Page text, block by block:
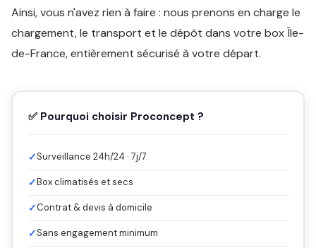
Ainsi, vous n'avez rien à faire : nous prenons en charge le
chargement, le transport et le dépôt dans votre box Île-
de-France, entièrement sécurisé à votre départ.
✅ Pourquoi choisir Proconcept ?
✓Surveillance 24h/24 · 7j/7
✓Box climatisés et secs
✓Contrat & devis à domicile
✓Sans engagement minimum